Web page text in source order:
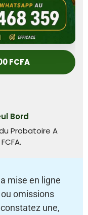
FCFA
Bord
Probatoire A
mise en ligne
omissions
une,